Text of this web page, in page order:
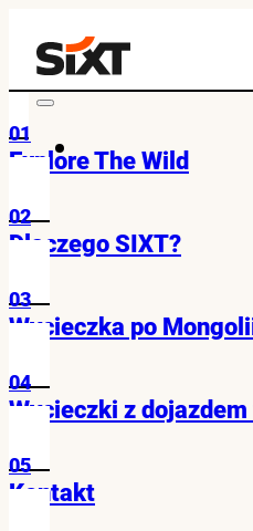
01
Explore The Wild
02
Dlaczego SIXT?
03
Wycieczka po
04
Wycieczki z dojazdem
05
Kontakt